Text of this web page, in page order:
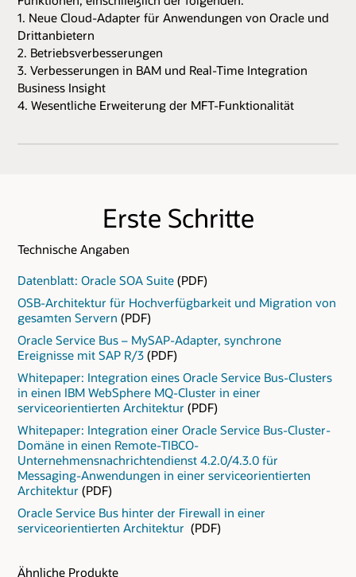
1. Neue Cloud-Adapter für Anwendungen von Oracle und
Drittanbietern
2. Betriebsverbesserungen
3. Verbesserungen in BAM und Real-Time Integration
Business Insight
4. Wesentliche Erweiterung der MFT-Funktionalität
Erste Schritte
Technische Angaben
Datenblatt: Oracle SOA Suite (PDF)
OSB-Architektur für Hochverfügbarkeit und Migration von
gesamten Servern (PDF)
Oracle Service Bus – MySAP-Adapter, synchrone
Ereignisse mit SAP R/3 (PDF)
Whitepaper: Integration eines Oracle Service Bus-Clusters
in einen IBM WebSphere MQ-Cluster in einer
serviceorientierten Architektur (PDF)
Whitepaper: Integration einer Oracle Service Bus-Cluster-
Domäne in einen Remote-TIBCO-
Unternehmensnachrichtendienst 4.2.0/4.3.0 für
Messaging-Anwendungen in einer serviceorientierten
Architektur (PDF)
Oracle Service Bus hinter der Firewall in einer
serviceorientierten Architektur (PDF)
Ähnliche Produkte